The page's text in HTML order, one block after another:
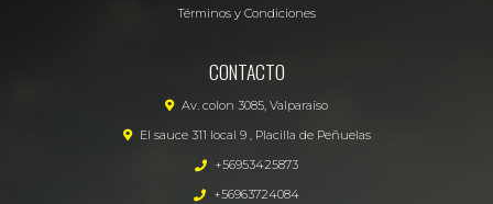
Términos y Condiciones
CONTACTO
Av. colon 3085, Valparaíso
El sauce 311 local 9 , Placilla de Peñuelas
+56953425873
+56963724084